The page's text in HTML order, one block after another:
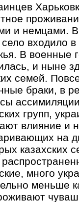
и немцами.
село входило
В военные
и ныне
семей.
браки, в
групп,
влияние и
на
казахских
много
меньше